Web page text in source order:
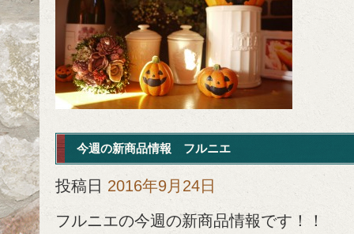
今週の新商品情報 フルニエ
投稿日 2016年9月24日
フルニエの今週の新商品情報です！！